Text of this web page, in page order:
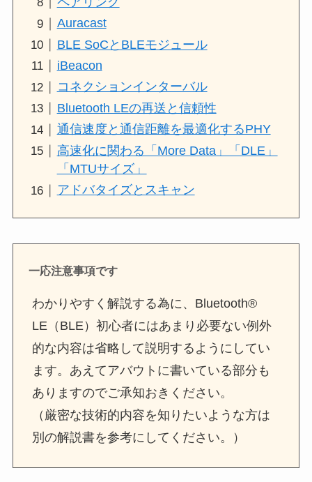
Auracast
BLE SoCとBLEモジュール
iBeacon
コネクションインターバル
Bluetooth LEの再送と信頼性
通信速度と通信距離を最適化するPHY
高速化に関わる「More Data」「DLE」
「MTUサイズ」
アドバタイズとスキャン
一応注意事項です
わかりやすく解説する為に、Bluetooth®
LE（BLE）初心者にはあまり必要ない例外
的な内容は省略して説明するようにしてい
ます。あえてアバウトに書いている部分も
ありますのでご承知おきください。
（厳密な技術的内容を知りたいような方は
別の解説書を参考にしてください。）